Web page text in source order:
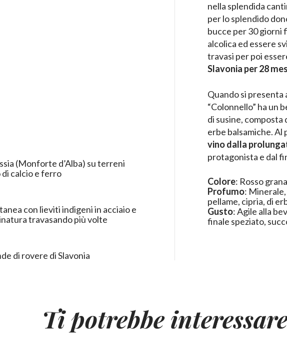
(Monforte d’Alba) su terreni
calcio e ferro
con lieviti indigeni in acciaio e
travasando più volte
di rovere di Slavonia
nella splendida
per lo splendido
bucce per 30 giorni
alcolica ed essere
travasi per poi
Slavonia per 28
Quando si presenta
“Colonnello” ha un
di susine,
erbe balsamiche.
vino dalla
protagonista e dal
Colore: Rosso
Profumo:
pellame, cipria, di
Gusto:Agile alla
finale speziato,
Ti potrebbe